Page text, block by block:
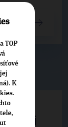
Matěj
TOP
K